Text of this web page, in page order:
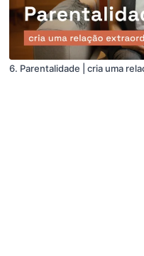
6. Parentalidade | cria uma